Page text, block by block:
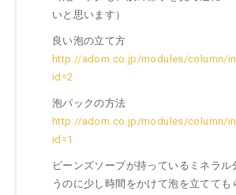
いと思います）
良い泡の立て方
http://adom.co.jp/modules/column/
id=2
泡パックの方法
http://adom.co.jp/modules/column/
id=1
ビーンズソープが持っているミネラル
うのに少し時間をかけて泡を立てても